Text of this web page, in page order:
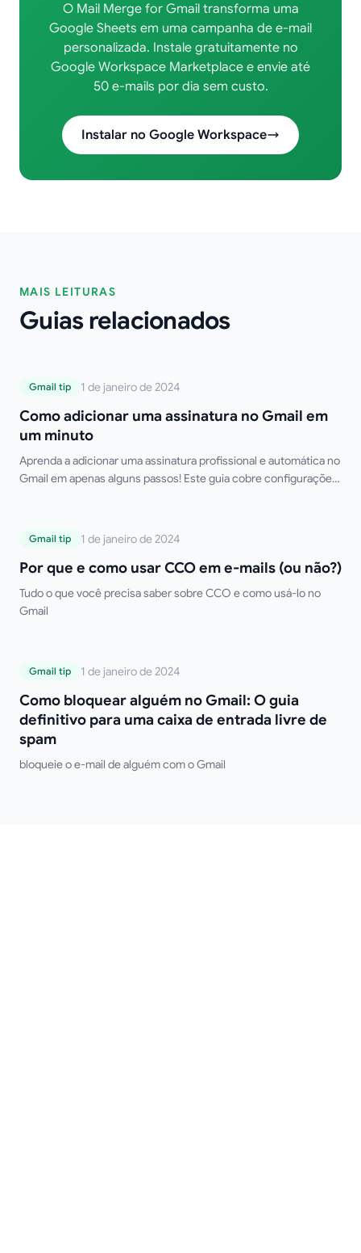
O Mail Merge for Gmail transforma uma
Google Sheets em uma campanha de e-mail
personalizada. Instale gratuitamente no
Google Workspace Marketplace e envie até
50 e-mails por dia sem custo.
Instalar no Google Workspace
MAIS LEITURAS
Guias relacionados
Como adicionar uma assinatura no Gmail
Gmail tip 1 de janeiro de 2024
Como adicionar uma assinatura no Gmail em
um minuto
Aprenda a adicionar uma assinatura profissional e automática no
Gmail em apenas alguns passos! Este guia cobre configurações
à digitação manual da sua assinatura!
Por que e como usar CCO em e-mails (ou
Gmail tip 1 de janeiro de 2024
Por que e como usar CCO em e-mails (ou não?)
Tudo o que você precisa saber sobre CCO e como usá-lo no
Gmail
Como bloquear alguém no Gmail: O guia
de spam
Gmail tip 1 de janeiro de 2024
Como bloquear alguém no Gmail: O guia
definitivo para uma caixa de entrada livre de
spam
bloqueie o e-mail de alguém com o Gmail